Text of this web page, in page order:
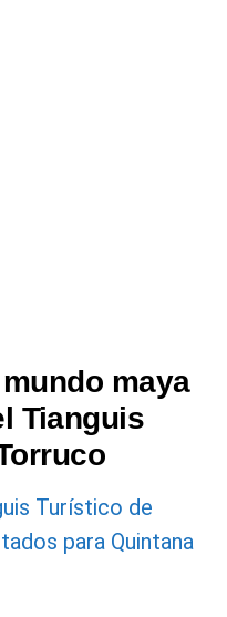
maya
Tianguis
Turístico de
para Quintana